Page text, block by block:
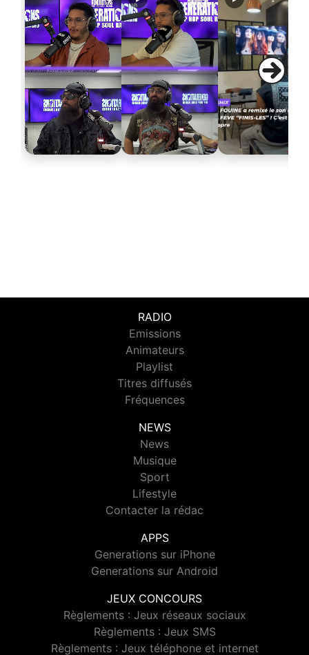
RADIO
Emissions
Animateurs
Playlist
Titres diffusés
Fréquences
NEWS
News
Musique
Sport
Lifestyle
Contacter la rédac
APPS
Generations sur iPhone
Generations sur Android
JEUX CONCOURS
Règlements : Jeux réseaux sociaux
Règlements : Jeux SMS
Règlements : Jeux téléphone et internet